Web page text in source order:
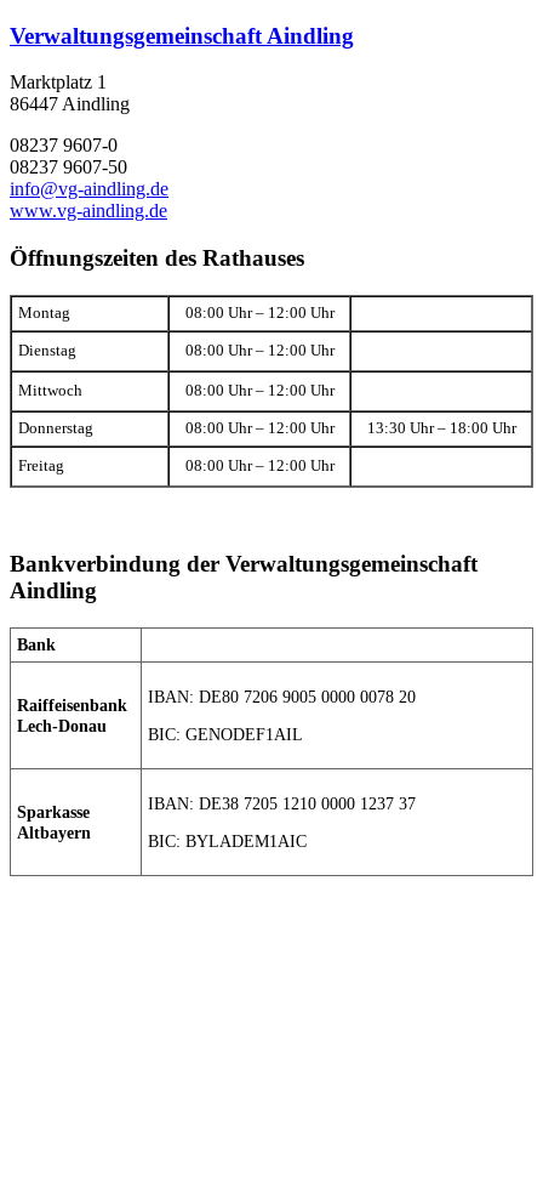
Verwaltungsgemeinschaft Aindling
Marktplatz 1
86447 Aindling
08237 9607-0
08237 9607-50
info@vg-aindling.de
www.vg-aindling.de
Öffnungszeiten des Rathauses
Montag 08:00 Uhr – 12:00 Uhr
Dienstag 08:00 Uhr – 12:00 Uhr
Mittwoch 08:00 Uhr – 12:00 Uhr
Donnerstag 08:00 Uhr – 12:00 Uhr 13:30 Uhr – 18:00 Uhr
Freitag 08:00 Uhr – 12:00 Uhr
Bankverbindung der Verwaltungsgemeinschaft
Aindling
Bank
Raiffeisenbank
Lech-Donau
IBAN: DE80 7206 9005 0000 0078 20
BIC: GENODEF1AIL
Sparkasse
Altbayern
IBAN: DE38 7205 1210 0000 1237 37
BIC: BYLADEM1AIC